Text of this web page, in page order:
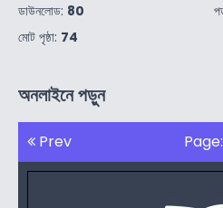
ডাউনলোড: 80
মোট পৃষ্ঠা: 74
অনলাইনে পড়ুন
Prev Page: